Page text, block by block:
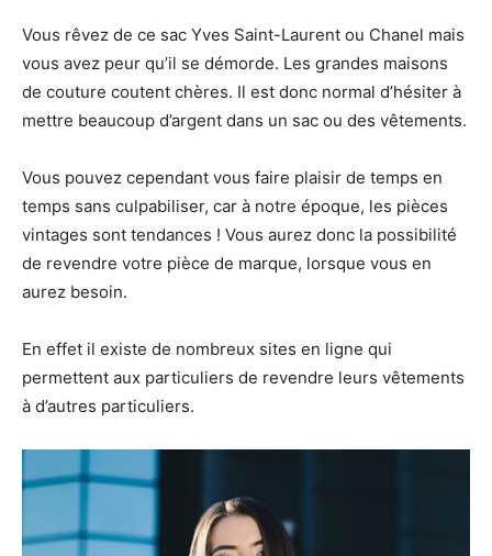
Vous rêvez de ce sac Yves Saint-Laurent ou Chanel mais
vous avez peur qu’il se démorde. Les grandes maisons
de couture coutent chères. Il est donc normal d’hésiter à
mettre beaucoup d’argent dans un sac ou des vêtements.
Vous pouvez cependant vous faire plaisir de temps en
temps sans culpabiliser, car à notre époque, les pièces
vintages sont tendances ! Vous aurez donc la possibilité
de revendre votre pièce de marque, lorsque vous en
aurez besoin.
En effet il existe de nombreux sites en ligne qui
permettent aux particuliers de revendre leurs vêtements
à d’autres particuliers.